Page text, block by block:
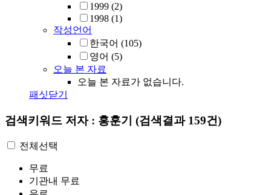
1999 (2)
1998 (1)
작성언어
한국어 (105)
영어 (5)
오늘 본 자료
오늘 본 자료가 없습니다.
패싯닫기
검색키워드 저자 : 홍훈기 (검색결과 159건)
전체선택
무료
기관내 무료